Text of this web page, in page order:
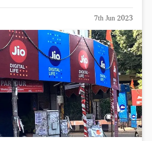
7th Jun 2023